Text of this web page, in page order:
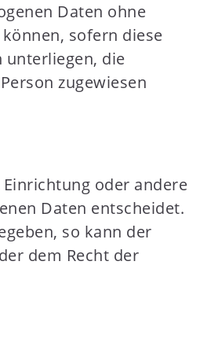
Daten ohne
sofern diese
die
zugewiesen
oder andere
Daten entscheidet.
so kann der
dem Recht der